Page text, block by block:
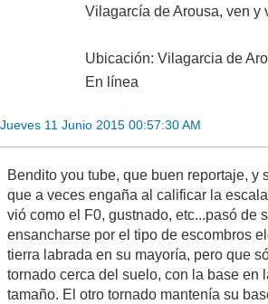
Vilagarcía de Arousa, ven y
Ubicación: Vilagarcia de
En línea
Jueves 11 Junio 2015 00:57:30 AM
Bendito you tube, que buen reportaje, y
que a veces engaña al calificar la
vió como el F0, gustnado, etc...pasó de
ensancharse por el tipo de escombros
tierra labrada en su mayoría, pero que
tornado cerca del suelo, con la base en
tamaño. El otro tornado mantenía su